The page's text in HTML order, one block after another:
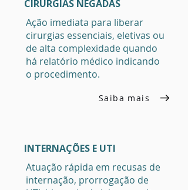
CIRURGIAS NEGADAS
Ação imediata para liberar
cirurgias essenciais, eletivas ou
de alta complexidade quando
há relatório médico indicando
o procedimento.
Saiba mais
INTERNAÇÕES E UTI
Atuação rápida em recusas de
internação, prorrogação de